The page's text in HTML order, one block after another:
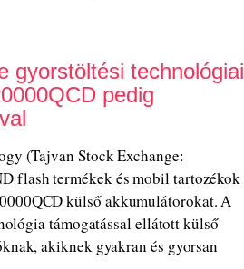
gyorstöltési technológiai
pedig
(Tajvan Stock Exchange:
flash termékek és mobil tartozékok
külső akkumulátorokat. A
támogatással ellátott külső
akiknek gyakran és gyorsan